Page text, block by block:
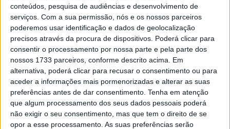
conteúdos, pesquisa de audiências e desenvolvimento de
serviços. Com a sua permissão, nós e os nossos parceiros
poderemos usar identificação e dados de geolocalização
precisos através da procura de dispositivos. Poderá clicar para
consentir o processamento por nossa parte e pela parte dos
nossos 1733 parceiros, conforme descrito acima. Em
alternativa, poderá clicar para recusar o consentimento ou para
aceder a informações mais pormenorizadas e alterar as suas
preferências antes de dar consentimento. Tenha em atenção
que algum processamento dos seus dados pessoais poderá
não exigir o seu consentimento, mas que tem o direito de se
opor a esse processamento. As suas preferências serão
No calendário academista segue-se novo jogo fora de
casa, na próxima terça-feira, dia 21 de janeiro, com uma
partida em Mafra, pelas 15:00.
Apuram-se para a Taça Revelação apenas os dois
primeiros classificados no final das 14 jornadas desta
fase da competição.
Esta e outras notícias para ouvir na Estação Diária – 96.8